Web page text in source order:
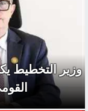
وزير التخطيط